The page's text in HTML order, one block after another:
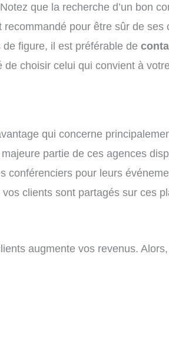
que la recherche d’un bon
pour être sûr de ses
figure, il est préférable de
choisir celui qui convient à
qui concerne
partie de ces agences
conférenciers pour leurs
clients sont partagés sur ces
augmente vos revenus. Alors,